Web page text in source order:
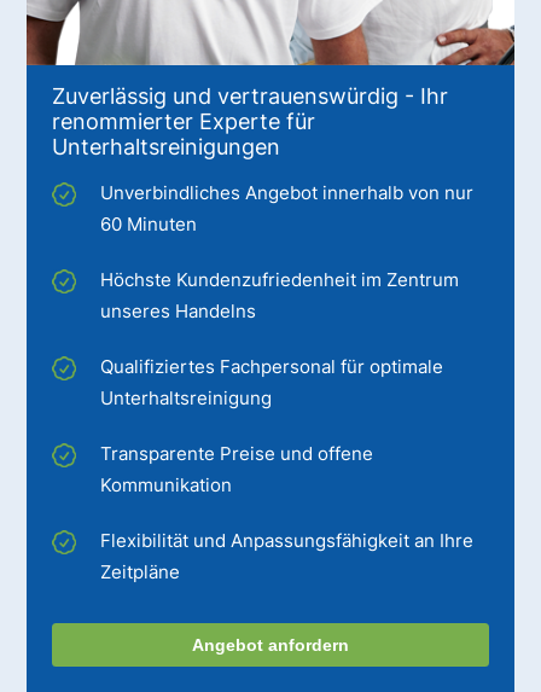
Zuverlässig und vertrauenswürdig - Ihr
renommierter Experte für
Unterhaltsreinigungen
Unverbindliches Angebot innerhalb von nur
60 Minuten
Höchste Kundenzufriedenheit im Zentrum
unseres Handelns
Qualifiziertes Fachpersonal für optimale
Unterhaltsreinigung
Transparente Preise und offene
Kommunikation
Flexibilität und Anpassungsfähigkeit an Ihre
Zeitpläne
Angebot anfordern